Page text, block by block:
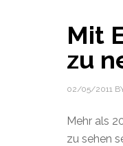
Mit
zu
02/05/2011
Mehr als
zu sehen